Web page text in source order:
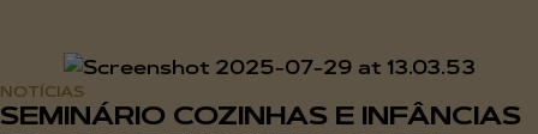
NOTÍCIAS
SEMINÁRIO COZINHAS E INFÂNCIAS